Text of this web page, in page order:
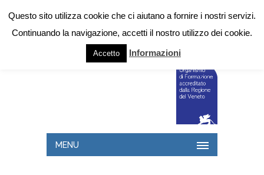
MENU
Questo sito utilizza cookie che ci aiutano a fornire i nostri servizi.
Continuando la navigazione, accetti il nostro utilizzo dei cookie.
Accetto Informazioni